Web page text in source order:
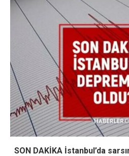
SON DAKİKA İstanbul’da